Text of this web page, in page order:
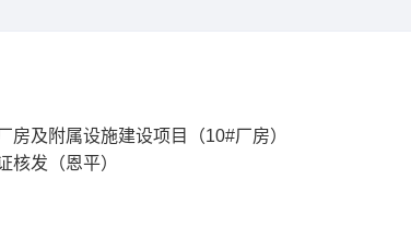
及附属设施建设项目（10#厂房）
核发（恩平）